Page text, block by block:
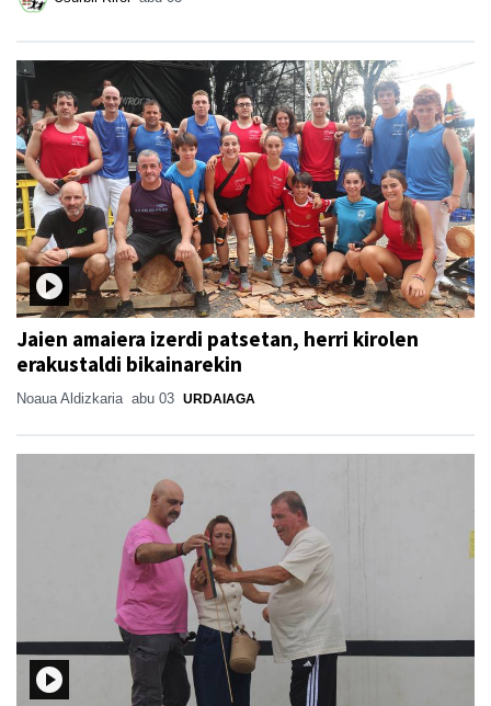
Jaien amaiera izerdi patsetan, herri kirolen
erakustaldi bikainarekin
Noaua Aldizkaria abu 03 URDAIAGA